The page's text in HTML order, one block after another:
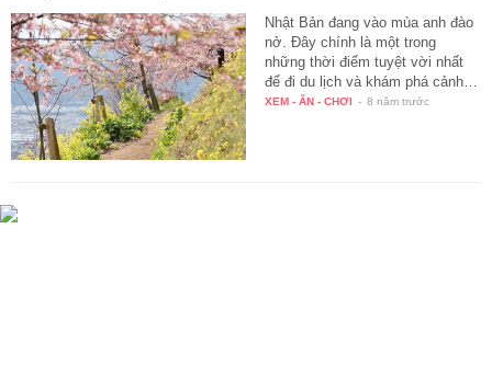
Nhật Bản đang vào mùa anh đào
nở. Đây chính là một trong
những thời điểm tuyệt vời nhất
để đi du lịch và khám phá cảnh…
XEM - ĂN - CHƠI - 8 năm trước